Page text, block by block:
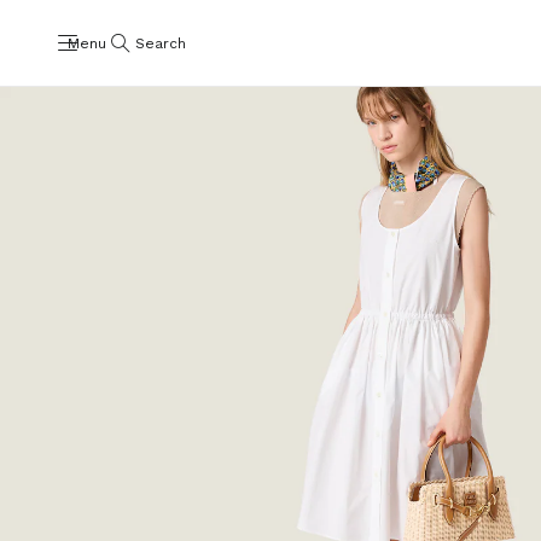
Menu Search